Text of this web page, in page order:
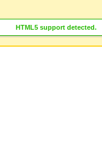
HTML5 support detected.